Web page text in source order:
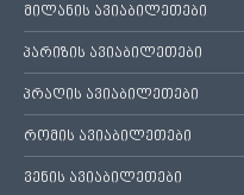
მილანის ავიაბილეთები
პარიზის ავიაბილეთები
პრაღის ავიაბილეთები
რომის ავიაბილეთები
ვენის ავიაბილეთები